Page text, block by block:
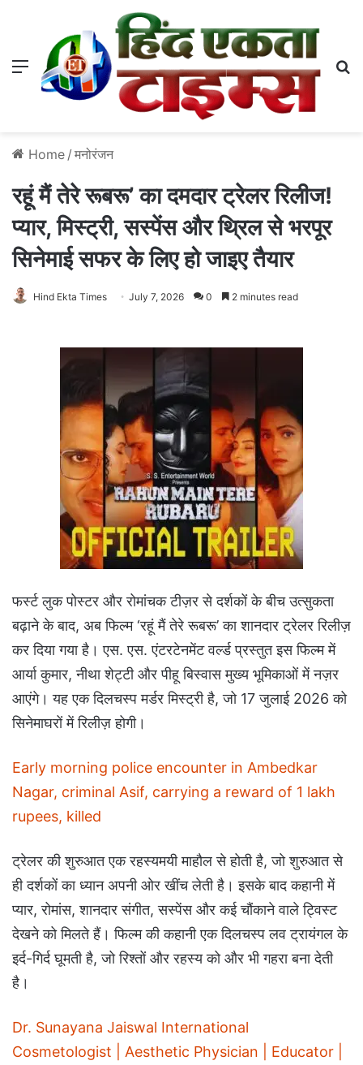
Menu
Home / मनोरंजन
रहूं मैं तेरे रूबरू’ का दमदार ट्रेलर रिलीज!
प्यार, मिस्ट्री, सस्पेंस और थ्रिल से भरपूर
सिनेमाई सफर के लिए हो जाइए तैयार
Hind Ekta Times July 7, 2026 0 2 minutes read
फर्स्ट लुक पोस्टर और रोमांचक टीज़र से दर्शकों के बीच उत्सुकता
बढ़ाने के बाद, अब फिल्म ‘रहूं मैं तेरे रूबरू’ का शानदार ट्रेलर रिलीज़
कर दिया गया है। एस. एस. एंटरटेनमेंट वर्ल्ड प्रस्तुत इस फिल्म में
आर्या कुमार, नीथा शेट्टी और पीहू बिस्वास मुख्य भूमिकाओं में नज़र
आएंगे। यह एक दिलचस्प मर्डर मिस्ट्री है, जो 17 जुलाई 2026 को
सिनेमाघरों में रिलीज़ होगी।
Early morning police encounter in Ambedkar
Nagar, criminal Asif, carrying a reward of 1 lakh
rupees, killed
ट्रेलर की शुरुआत एक रहस्यमयी माहौल से होती है, जो शुरुआत से
ही दर्शकों का ध्यान अपनी ओर खींच लेती है। इसके बाद कहानी में
प्यार, रोमांस, शानदार संगीत, सस्पेंस और कई चौंकाने वाले ट्विस्ट
देखने को मिलते हैं। फिल्म की कहानी एक दिलचस्प लव ट्रायंगल के
इर्द-गिर्द घूमती है, जो रिश्तों और रहस्य को और भी गहरा बना देती
है।
Dr. Sunayana Jaiswal International
Cosmetologist | Aesthetic Physician | Educator |